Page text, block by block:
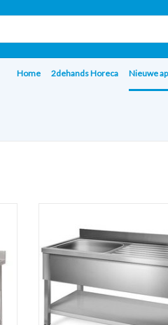
Home 2dehands Horeca Nieuwe
TOEVOEGEN AAN